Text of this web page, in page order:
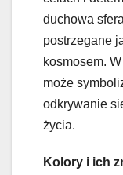
duchowa
postrzegane
kosmosem.
może
odkrywanie
życia.
Kolory i ich